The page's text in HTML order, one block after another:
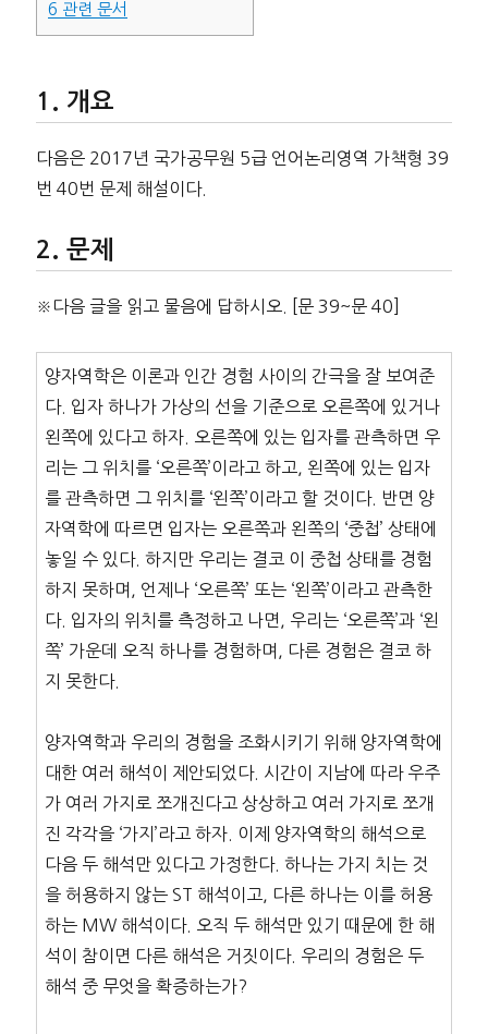
6 관련 문서
개요
다음은 2017년 국가공무원 5급 언어논리영역 가책형 39
번 40번 문제 해설이다.
문제
※다음 글을 읽고 물음에 답하시오. [문 39~문 40]
양자역학은 이론과 인간 경험 사이의 간극을 잘 보여준
다. 입자 하나가 가상의 선을 기준으로 오른쪽에 있거나
왼쪽에 있다고 하자. 오른쪽에 있는 입자를 관측하면 우
리는 그 위치를 ‘오른쪽’이라고 하고, 왼쪽에 있는 입자
를 관측하면 그 위치를 ‘왼쪽’이라고 할 것이다. 반면 양
자역학에 따르면 입자는 오른쪽과 왼쪽의 ‘중첩’ 상태에
놓일 수 있다. 하지만 우리는 결코 이 중첩 상태를 경험
하지 못하며, 언제나 ‘오른쪽’ 또는 ‘왼쪽’이라고 관측한
다. 입자의 위치를 측정하고 나면, 우리는 ‘오른쪽’과 ‘왼
쪽’ 가운데 오직 하나를 경험하며, 다른 경험은 결코 하
지 못한다.
양자역학과 우리의 경험을 조화시키기 위해 양자역학에
대한 여러 해석이 제안되었다. 시간이 지남에 따라 우주
가 여러 가지로 쪼개진다고 상상하고 여러 가지로 쪼개
진 각각을 ‘가지’라고 하자. 이제 양자역학의 해석으로
다음 두 해석만 있다고 가정한다. 하나는 가지 치는 것
을 허용하지 않는 ST 해석이고, 다른 하나는 이를 허용
하는 MW 해석이다. 오직 두 해석만 있기 때문에 한 해
석이 참이면 다른 해석은 거짓이다. 우리의 경험은 두
해석 중 무엇을 확증하는가?